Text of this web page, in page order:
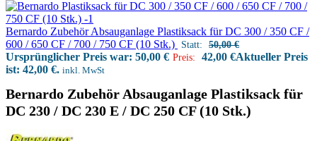
Bernardo Zubehör Absauganlage Plastiksack für DC 300 / 350 CF /
600 / 650 CF / 700 / 750 CF (10 Stk.)
Statt: 50,00€
Ursprünglicher Preis war: 50,00 € Preis: 42,00 €Aktueller Preis
ist: 42,00 €. inkl. MwSt
Bernardo Zubehör Absauganlage Plastiksack für
DC 230 / DC 230 E / DC 250 CF (10 Stk.)